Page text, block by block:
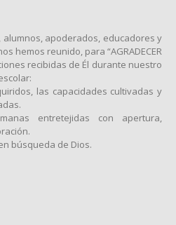
alumnos, apoderados, educadores y
hemos reunido, para “AGRADECER
recibidas de Él durante nuestro
las capacidades cultivadas y
entretejidas con apertura,
búsqueda de Dios.